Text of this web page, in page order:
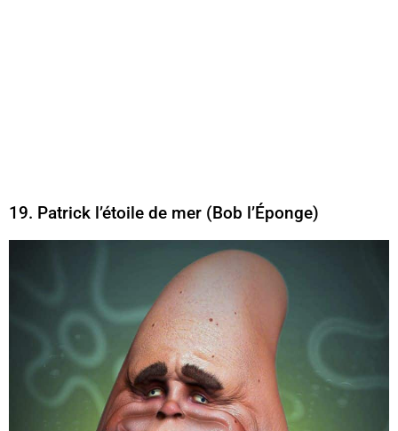
19. Patrick l’étoile de mer (Bob l’Éponge)